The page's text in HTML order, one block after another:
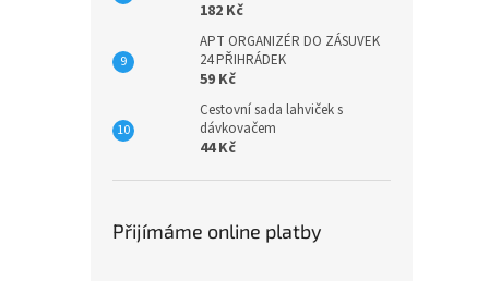
182 Kč
APT ORGANIZÉR DO ZÁSUVEK
24 PŘIHRÁDEK
59 Kč
Cestovní sada lahviček s
dávkovačem
44 Kč
Přijímáme online platby